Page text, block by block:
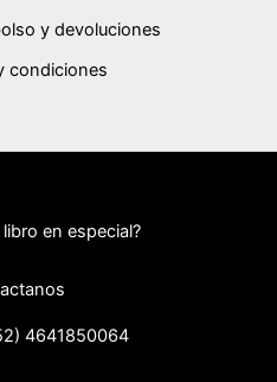
y devoluciones
condiciones
en especial?
4641850064